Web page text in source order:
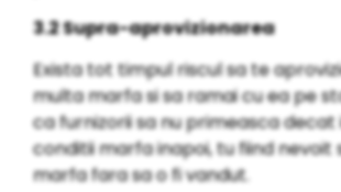
3.2 Supra-aprovizionarea
Exista tot timpul riscul sa te
multa marfa si sa ramai cu ea pe
ca furnizorii sa nu primeasca decat
conditii marfa inapoi, tu fiind nevoit
marfa fara sa o fi vandut.